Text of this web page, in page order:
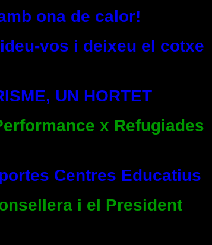
ona de calor!
vos i deixeu el cotxe
UN HORTET
x Refugiades
Centres Educatius
i el President